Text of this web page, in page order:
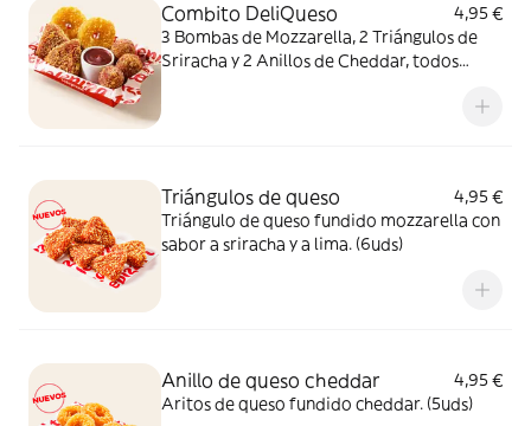
Combito DeliQueso
4,95 €
3 Bombas de Mozzarella, 2 Triángulos de
Sriracha y 2 Anillos de Cheddar, todos
Triángulos de queso
4,95 €
Triángulo de queso fundido mozzarella con
sabor a sriracha y a lima. (6uds)
Anillo de queso cheddar
4,95 €
Aritos de queso fundido cheddar. (5uds)